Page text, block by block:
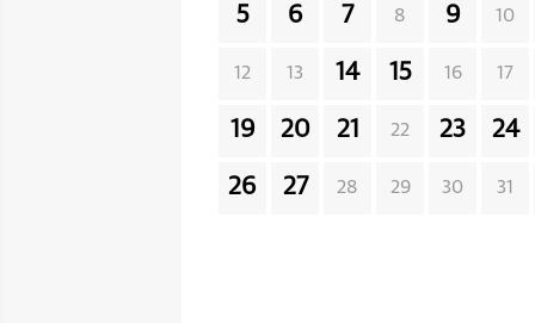
5 6 7 8 9 10
12 13 14 15 16 17
19 20 21 22 23 24
26 27 28 29 30 31